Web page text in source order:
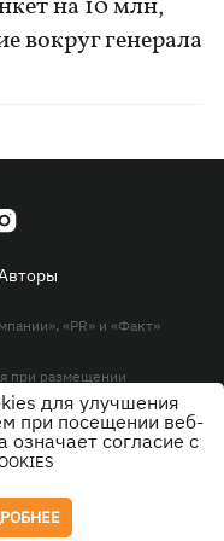
на 10 млн,
генерала
«PR» и «Факт»
при размещении
абзаце.для улучшения
при посещении веб-
означает согласие с